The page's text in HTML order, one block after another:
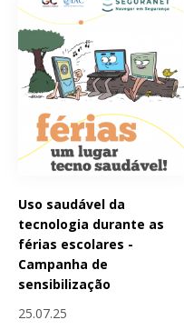
Uso saudável da
tecnologia durante as
férias escolares -
Campanha de
sensibilização
25.07.25